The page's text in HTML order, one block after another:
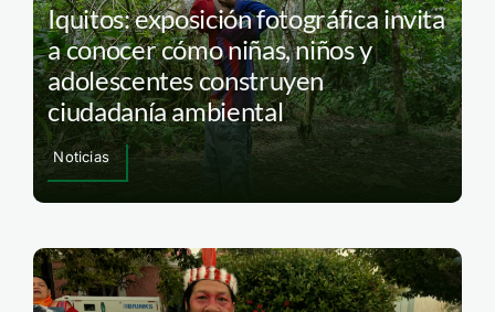
Iquitos: exposición fotográfica invita
a conocer cómo niñas, niños y
adolescentes construyen
ciudadanía ambiental
Noticias